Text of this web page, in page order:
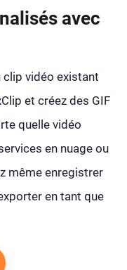
avec
vidéo existant
et créez des GIF
quelle vidéo
en nuage ou
même enregistrer
en tant que